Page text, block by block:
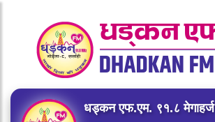
धड्कन एफ.एम. ९१.८ मेगाहर्ज